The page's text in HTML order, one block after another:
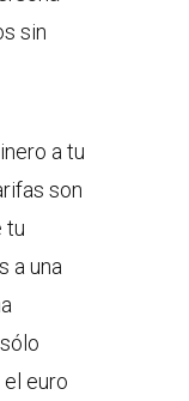
sin
a tu
son
tu
a una
euro